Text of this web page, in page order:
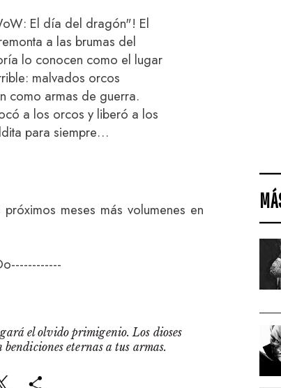
El día del dragón"! El
a las brumas del
lo conocen como el lugar
malvados orcos
como armas de guerra.
a los orcos y liberó a los
para siempre…
meses más volumenes en
el olvido primigenio. Los dioses
eternas a tus armas.